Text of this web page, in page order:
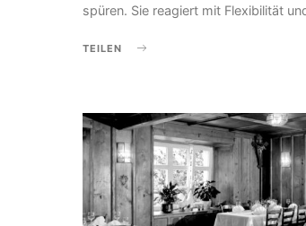
spüren. Sie reagiert mit Flexibilität
TEILEN